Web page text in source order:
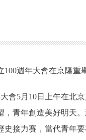
週年大會在京隆重
5月10日上午在北
青年創造美好明天
接力賽，當代青年